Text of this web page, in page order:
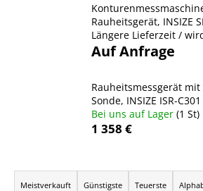
Rauheitsgerät, INSIZE
Längere Lieferzeit /
Rauheitsmessgerät
Sonde, INSIZE ISR-C301
Bei uns auf Lager (1 St)
1 358 €
P
Meistverkauft Günstigste Teuerste
SUCHEN
m